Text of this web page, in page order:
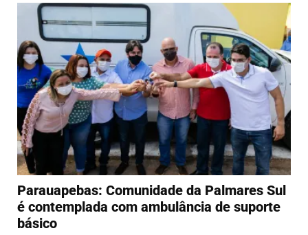
Parauapebas: Comunidade da Palmares Sul
é contemplada com ambulância de suporte
básico